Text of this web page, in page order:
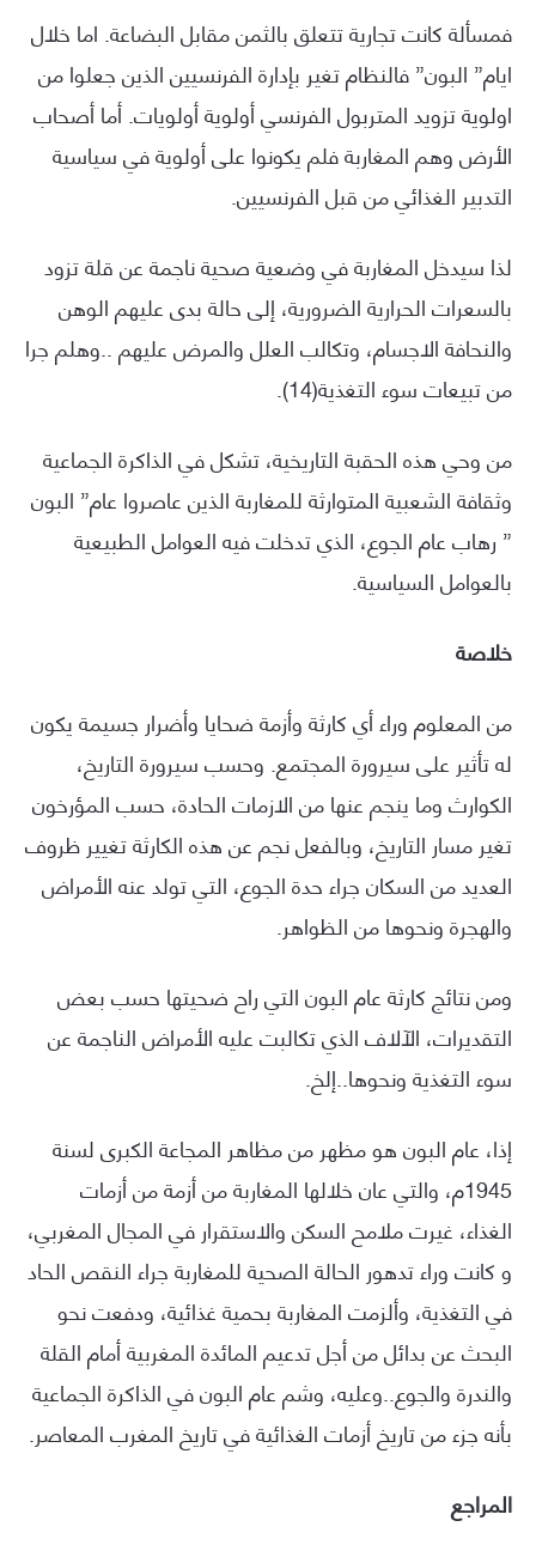
فمسألة كانت تجارية تتعلق بالثمن مقابل البضاعة. اما خلال
ايام” البون” فالنظام تغير بإدارة الفرنسيين الذين جعلوا من
اولوية تزويد المتربول الفرنسي أولوية أولويات. أما أصحاب
الأرض وهم المغاربة فلم يكونوا على أولوية في سياسية
التدبير الغذائي من قبل الفرنسيين.
لذا سيدخل المغاربة في وضعية صحية ناجمة عن قلة تزود
بالسعرات الحرارية الضرورية، إلى حالة بدى عليهم الوهن
والنحافة الاجسام، وتكالب العلل والمرض عليهم ..وهلم جرا
من تبيعات سوء التغذية(14).
من وحي هذه الحقبة التاريخية، تشكل في الذاكرة الجماعية
وثقافة الشعبية المتوارثة للمغاربة الذين عاصروا عام” البون
” رهاب عام الجوع، الذي تدخلت فيه العوامل الطبيعية
بالعوامل السياسية.
خلاصة
من المعلوم وراء أي كارثة وأزمة ضحايا وأضرار جسيمة يكون
له تأثير على سيرورة المجتمع. وحسب سيرورة التاريخ،
الكوارث وما ينجم عنها من الازمات الحادة، حسب المؤرخون
تغير مسار التاريخ، وبالفعل نجم عن هذه الكارثة تغيير ظروف
العديد من السكان جراء حدة الجوع، التي تولد عنه الأمراض
والهجرة ونحوها من الظواهر.
ومن نتائج كارثة عام البون التي راح ضحيتها حسب بعض
التقديرات، الآلاف الذي تكالبت عليه الأمراض الناجمة عن
سوء التغذية ونحوها..إلخ.
إذا، عام البون هو مظهر من مظاهر المجاعة الكبرى لسنة
1945م، والتي عان خلالها المغاربة من أزمة من أزمات
الغذاء، غيرت ملامح السكن والاستقرار في المجال المغربي،
و كانت وراء تدهور الحالة الصحية للمغاربة جراء النقص الحاد
في التغذية، وألزمت المغاربة بحمية غذائية، ودفعت نحو
البحث عن بدائل من أجل تدعيم المائدة المغربية أمام القلة
والندرة والجوع..وعليه، وشم عام البون في الذاكرة الجماعية
بأنه جزء من تاريخ أزمات الغذائية في تاريخ المغرب المعاصر.
المراجع